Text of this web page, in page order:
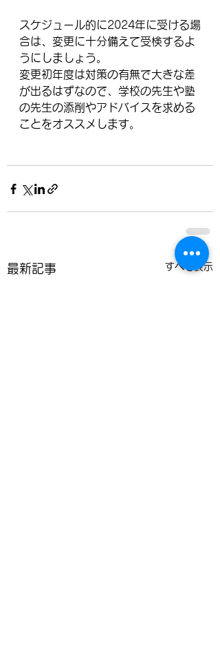
スケジュール的に2024年に受ける場
合は、変更に十分備えて受検するよ
うにしましょう。
変更初年度は対策の有無で大きな差
が出るはずなので、学校の先生や塾
の先生の添削やアドバイスを求める
ことをオススメします。
最新記事 すべて表示